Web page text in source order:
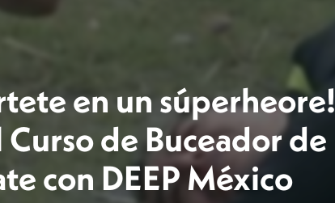
en un súperheore!
Curso de Buceador de
con DEEP México